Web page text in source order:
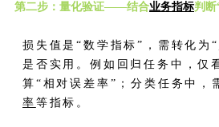
第二步：量化验证——结合业务指标判断
损失值是“数学指标”，需转化为“
是否实用。例如回归任务中，仅
算“相对误差率”；分类任务中，
率 等指标。